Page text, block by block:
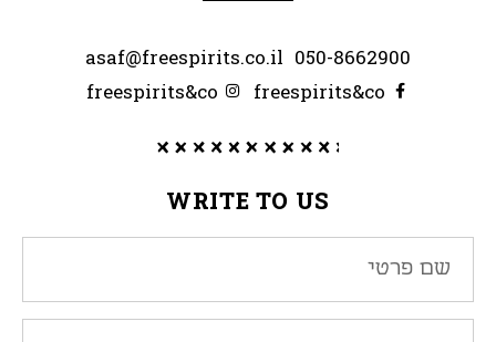
050-8662900
asaf@freespirits.co.il
freespirits&co
freespirits&co
WRITE TO US